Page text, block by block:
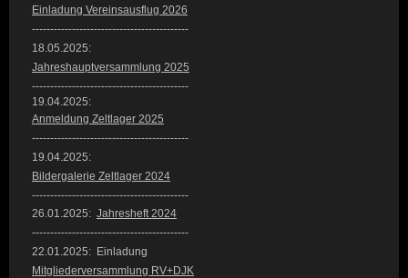
Einladung Vereinsausflug 2026
-------------------------------------------
18.05.2025:
Jahreshauptversammlung 2025
-------------------------------------------
19.04.2025:
Anmeldung Zeltlager 2025
-------------------------------------------
19.04.2025:
Bildergalerie Zeltlager 2024
-------------------------------------------
26.01.2025: Jahresheft 2024
-------------------------------------------
22.01.2025: Einladung
Mitgliederversammlung RV+DJK